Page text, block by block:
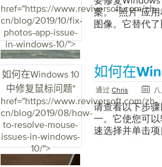
计算机。只需
进入安全模式
PC将重新启动
屏，请检查硬
需要检查的主
如果您曾经敲
脑通常将RAM
整个东西。因
以确保已正确
他PCI-Express
下步骤更新驱
部结果以打开
驱动器 右键单
序。为此，您
系统上已过期
机，并自动更
Driver Reviver。
href="https://www.reviversoft.com/zh-
cn/blog/2019/10/fix-
photos-app-issue-
in-windows-10/">
案。 “照片”应
图像。它替代
序。 当您的“照
题，特别是如
然后，他们将
请开始并键入
3. 检查更新 如
Windows 如果
如何在Windows 10
中修复鼠标问题"
href="https://www.reviversoft.com/zh-
cn/blog/2019/08/how-
to-resolve-mouse-
issues-in-windows-
10/">
如何在
通过 Chris
请查看以下步
一。它使您可
速选择并单击